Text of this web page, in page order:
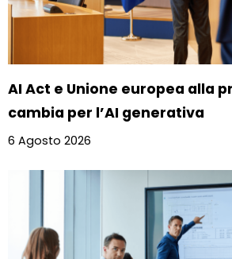
AI Act e Unione europea alla
cambia per l’AI generativa
6 Agosto 2026